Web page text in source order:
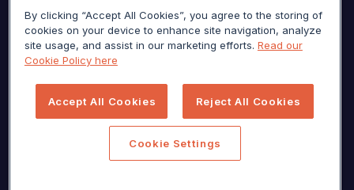
Perché Sojern
Premere
Centro per la privacy
By clicking “Accept All Cookies”, you agree to the storing of
cookies on your device to enhance site navigation, analyze
site usage, and assist in our marketing efforts. Read our
Cookie Policy here
Accept All Cookies Reject All Cookies
Cookie Settings